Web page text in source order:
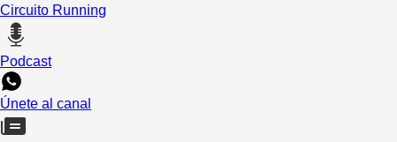
Circuito Running
Podcast
Únete al canal